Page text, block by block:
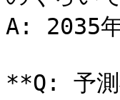
A: 2035年
**Q: 予測